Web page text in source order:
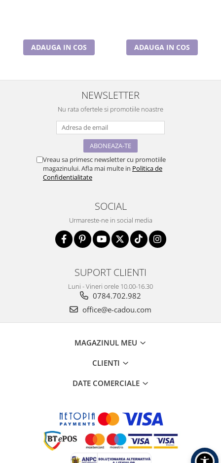
ADAUGA IN COS ADAUGA IN COS
NEWSLETTER
Nu rata ofertele si promotiile noastre
Vreau sa primesc newsletter cu promotiile
magazinului. Afla mai multe in Politica de
Confidentialitate
SOCIAL
Urmareste-ne in social media
SUPORT CLIENTI
Luni - Vineri orele 10.00-16.30
0784.702.982
office@e-cadou.com
MAGAZINUL MEU
CLIENTI
DATE COMERCIALE